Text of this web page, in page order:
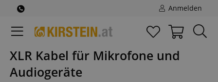
Anmelden
XLR Kabel für Mikrofone und
Audiogeräte